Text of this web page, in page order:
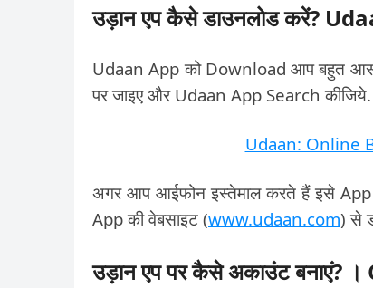
उड़ान एप कैसे डाउनलोड करें?
Udaan App को Download आप बहुत
पर जाइए और Udaan App Search
Udaan: Online
अगर आप आईफोन इस्तेमाल करते हैं इसे
App की वेबसाइट (www.udaan.com) से
उड़ान एप पर कैसे अकाउंट